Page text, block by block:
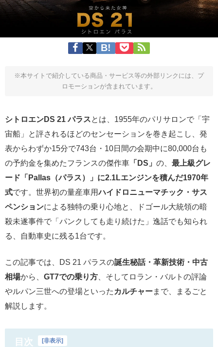
※本サイトで紹介している商品・サービス等の外部リンクには、プ
ロモーションが含まれています。
シトロエンDS 21 パラス とは、1955年のパリサロンで「宇
宙船」と評されるほどのセンセーションを巻き起こし、発
表からわずか15分で743台・10日間の会期中に80,000台も
の予約金を集めたフランスの傑作車 「DS」 の、 最上級グレ
ード「Pallas（パラス）」に2.1Lエンジンを積んだ1970年
式です。世界初の量産車用ハイドロニューマチック・サス
ペンションによる独特の乗り心地と、ドゴール大統領の暗
殺未遂事件で「パンクしても走り続けた」逸話でも知られ
る、自動車史に残る1台です。
この記事では、DS 21 パラスの誕生秘話・革新技術・中古
相場から、 GT7での乗り方 、そしてロラン・バルトの評論
やルパン三世への登場といった カルチャーまで、まるごと
解説します。
目次 [非表示]